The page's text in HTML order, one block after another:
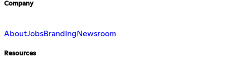
Company
AboutJobsBranding Newsroom
Resources